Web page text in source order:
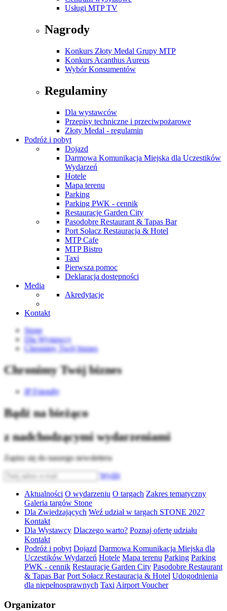
Usługi MTP TV
Nagrody
Konkurs Złoty Medal Grupy MTP
Konkurs Acanthus Aureus
Wybór Konsumentów
Regulaminy
Dla wystawców
Przepisy techniczne i przeciwpożarowe
Złoty Medal - regulamin
Podróż i pobyt
Dojazd
Darmowa Komunikacja Miejska dla Uczestików
Wydarzeń
Hotele
Mapa terenu
Parking
Parking PWK - cennik
Restauracje Garden City
Pasodobre Restaurant & Tapas Bar
Port Sołacz Restauracja & Hotel
MTP Cafe
MTP Bistro
Taxi
Pierwsza pomoc
Deklaracja dostępności
Media
Akredytacje
Kontakt
Stone
Dla Wystawcy
Chronimy Twój biznes
Chronimy Twój biznes
IP Friendly
Bądź na bieżąco
z nadchodzącymi wydarzeniami
Zapisz się do naszego newslettera
Wyślij
Aktualności O wydarzeniu O targach Zakres tematyczny
Galeria targów Stone
Dla Zwiedzających Weź udział w targach STONE 2027
Kontakt
Dla Wystawcy Dlaczego warto? Poznaj ofertę udziału
Kontakt
Podróż i pobyt Dojazd Darmowa Komunikacja Miejska dla
Uczestików Wydarzeń Hotele Mapa terenu Parking Parking
PWK - cennik Restauracje Garden City Pasodobre Restaurant
& Tapas Bar Port Sołacz Restauracja & Hotel Udogodnienia
dla niepełnosprawnych TaxiAirport Voucher
Organizator